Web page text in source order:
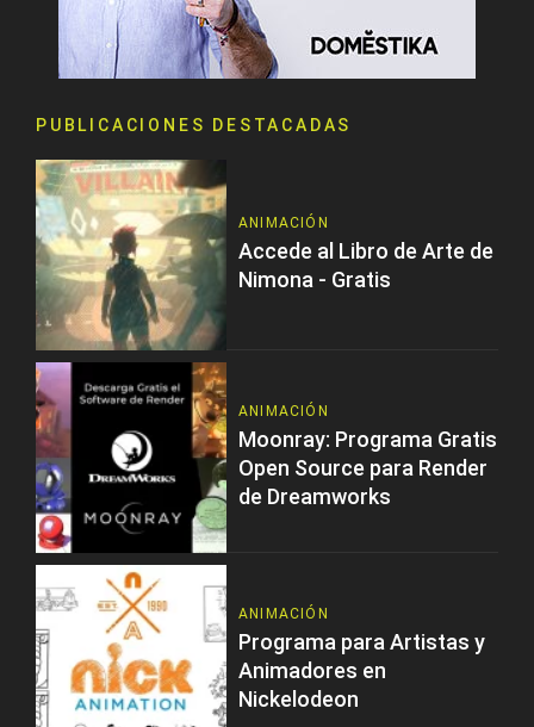
PUBLICACIONES DESTACADAS
ANIMACIÓN
Accede al Libro de Arte de
Nimona - Gratis
ANIMACIÓN
Moonray: Programa Gratis
Open Source para Render
de Dreamworks
ANIMACIÓN
Programa para Artistas y
Animadores en
Nickelodeon